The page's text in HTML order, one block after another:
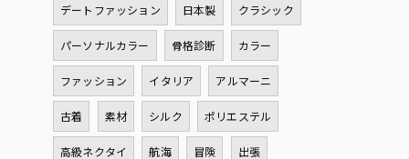
デートファッション 日本製 クラシック
パーソナルカラー 骨格診断 カラー
ファッション イタリア アルマーニ
古着 素材 シルク ポリエステル
高級ネクタイ 航海 冒険 出張